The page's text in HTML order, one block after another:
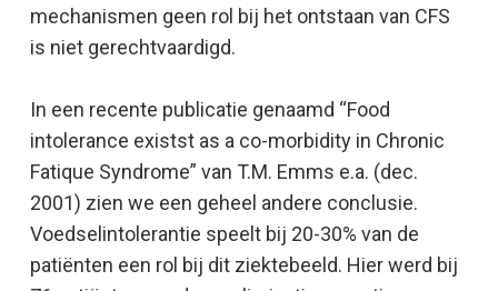
mechanismen geen rol bij het ontstaan van CFS
is niet gerechtvaardigd.
In een recente publicatie genaamd “Food
intolerance existst as a co-morbidity in Chronic
Fatique Syndrome” van T.M. Emms e.a. (dec.
2001) zien we een geheel andere conclusie.
Voedselintolerantie speelt bij 20-30% van de
patiënten een rol bij dit ziektebeeld. Hier werd bij